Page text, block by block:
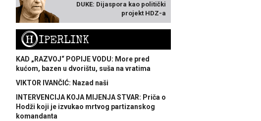
DUKE: Dijaspora kao politički
projekt HDZ-a
HIPERLINK
KAD „RAZVOJ“ POPIJE VODU: More pred
kućom, bazen u dvorištu, suša na vratima
VIKTOR IVANČIĆ: Nazad naši
INTERVENCIJA KOJA MIJENJA STVAR: Priča o
Hodži koji je izvukao mrtvog partizanskog
komandanta